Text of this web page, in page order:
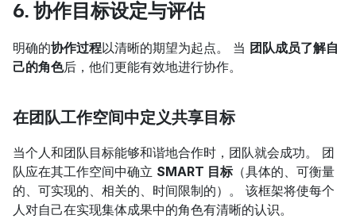
6. 协作目标设定与评估
明确的协作过程以清晰的期望为起点。 当 团队成员了解自
己的角色后，他们更能有效地进行协作。
在团队工作空间中定义共享目标
当个人和团队目标能够和谐地合作时，团队就会成功。 团
队应在其工作空间中确立 SMART 目标（具体的、可衡量
的、可实现的、相关的、时间限制的）。 该框架将使每个
人对自己在实现集体成果中的角色有清晰的认识。